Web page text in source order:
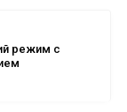
режим с